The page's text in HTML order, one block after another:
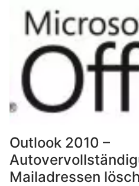
Outlook 2010 –
Mailadressen